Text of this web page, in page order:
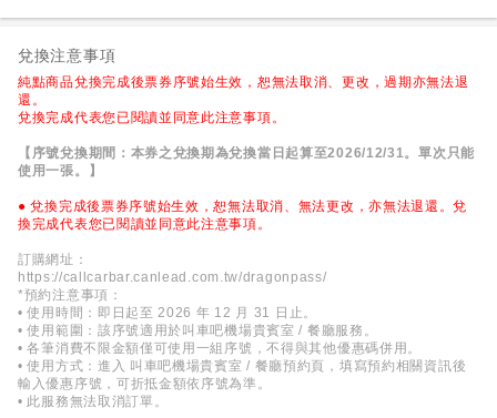
兌換注意事項
純點商品兌換完成後票券序號始生效，恕無法取消、更改，過期亦無法退
還。
兌換完成代表您已閱讀並同意此注意事項。
【序號兌換期間：本券之兌換期為兌換當日起算至2026/12/31。單次只能
使用一張。】
● 兌換完成後票券序號始生效，恕無法取消、無法更改，亦無法退還。兌
換完成代表您已閱讀並同意此注意事項。
訂購網址：
https://callcarbar.canlead.com.tw/dragonpass/
*預約注意事項：
• 使用時間：即日起至 2026 年 12 月 31 日止。
• 使用範圍：該序號適用於叫車吧機場貴賓室 / 餐廳服務。
• 各筆消費不限金額僅可使用一組序號，不得與其他優惠碼併用。
• 使用方式：進入 叫車吧機場貴賓室 / 餐廳預約頁，填寫預約相關資訊後
輸入優惠序號，可折抵金額依序號為準。
• 此服務無法取消訂單。